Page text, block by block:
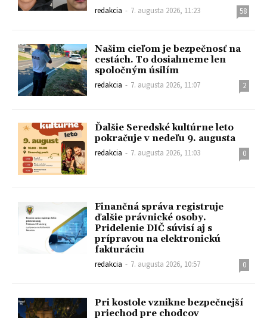
redakcia - 7. augusta 2026, 11:23 58
Našim cieľom je bezpečnosť na
cestách. To dosiahneme len
spoločným úsilím
redakcia - 7. augusta 2026, 11:07 2
Ďalšie Seredské kultúrne leto
pokračuje v nedeľu 9. augusta
redakcia - 7. augusta 2026, 11:03 0
Finančná správa registruje
ďalšie právnické osoby.
Pridelenie DIČ súvisí aj s
prípravou na elektronickú
fakturáciu
redakcia - 7. augusta 2026, 10:57 0
Pri kostole vznikne bezpečnejší
priechod pre chodcov